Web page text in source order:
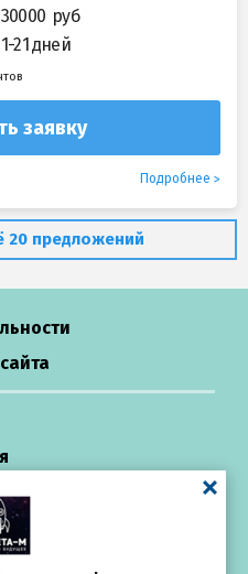
30000
1-21 дней
заявку
Подробнее
20 предложений